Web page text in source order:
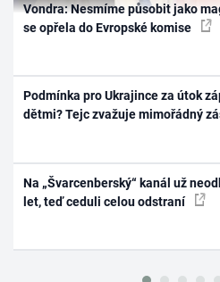
Vondra: Nesmíme působit jako
se opřela do Evropské komise
Podmínka pro Ukrajince za útok
dětmi? Tejc zvažuje mimořádný
Na „Švarcenberský“ kanál už
let, teď ceduli celou odstraní